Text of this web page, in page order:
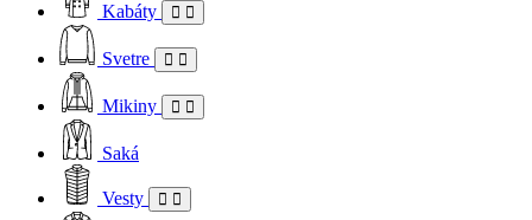
Kabáty
Svetre
Mikiny
Saká
Vesty